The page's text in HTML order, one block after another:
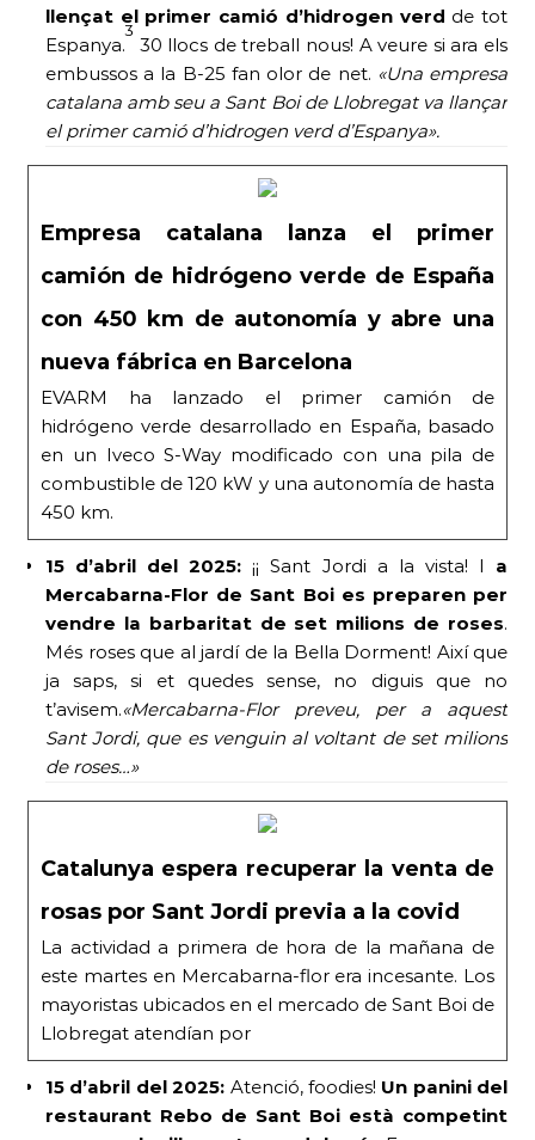
llençat el primer camió d’hidrogen verd de tot
Espanya.
3
30 llocs de treball nous! A veure si ara els
embussos a la B-25 fan olor de net. «Una empresa
catalana amb seu a Sant Boi de Llobregat va llançar
el primer camió d’hidrogen verd d’Espanya».
Empresa catalana lanza el primer
camión de hidrógeno verde de España
con 450 km de autonomía y abre una
nueva fábrica en Barcelona
EVARM ha lanzado el primer camión de
hidrógeno verde desarrollado en España, basado
en un Iveco S-Way modificado con una pila de
combustible de 120 kW y una autonomía de hasta
450 km.
15 d’abril del 2025: ¡¡ Sant Jordi a la vista! I a
Mercabarna-Flor de Sant Boi es preparen per
vendre la barbaritat de set milions de roses.
Més roses que al jardí de la Bella Dorment! Així que
ja saps, si et quedes sense, no diguis que no
t’avisem.«Mercabarna-Flor preveu, per a aquest
Sant Jordi, que es venguin al voltant de set milions
de roses…»
Catalunya espera recuperar la venta de
rosas por Sant Jordi previa a la covid
La actividad a primera de hora de la mañana de
este martes en Mercabarna-flor era incesante. Los
mayoristas ubicados en el mercado de Sant Boi de
Llobregat atendían por
15 d’abril del 2025: Atenció, foodies! Un panini del
restaurant Rebo de Sant Boi està competint